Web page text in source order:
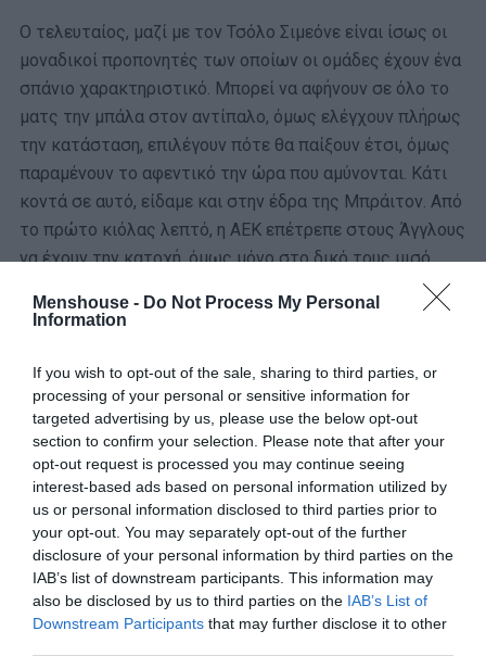
Menshouse - Do Not Process My Personal
Information
If you wish to opt-out of the sale, sharing to third parties, or
processing of your personal or sensitive information for
targeted advertising by us, please use the below opt-out
section to confirm your selection. Please note that after your
opt-out request is processed you may continue seeing
interest-based ads based on personal information utilized by
us or personal information disclosed to third parties prior to
your opt-out. You may separately opt-out of the further
disclosure of your personal information by third parties on the
IAB’s list of downstream participants. This information may
also be disclosed by us to third parties on the IAB’s List of
Downstream Participants that may further disclose it to other
Ο τελευταίος, μαζί με τον Τσόλο Σιμεόνε είναι ίσως οι
μοναδικοί προπονητές των οποίων οι ομάδες έχουν ένα
σπάνιο χαρακτηριστικό. Μπορεί να αφήνουν σε όλο το
ματς την μπάλα στον αντίπαλο, όμως ελέγχουν πλήρως
την κατάσταση, επιλέγουν πότε θα παίξουν έτσι, όμως
παραμένουν το αφεντικό την ώρα που αμύνονται. Κάτι
κοντά σε αυτό, είδαμε και στην έδρα της Μπράιτον. Από
το πρώτο κιόλας λεπτό, η ΑΕΚ επέτρεπε στους Άγγλους
να έχουν την κατοχή, όμως μόνο στο δικό τους μισό.
Όπως φαίνεται στα screenshots που φτιάξαμε, η Ένωση
ναι μεν πιέζει, όμως όχι την μπάλα.
παίκτης της Μπράιτον που είχε κατοχή απολάμβανε μια
σχετική ελευθερία, όμως δεν είχε καμία εύκολη πάσα.
Και αυτό συνέβαινε επειδή η ΑΕΚ έπαιζε man-to-man σε
όλο το γήπεδο σε όλους τους πιθανούς αποδέκτες. Αυτό
είχε σαν αποτέλεσμα ή κάποιος από τους γηπεδούχους
να πέσει πίσω και να κάνει one-touch ξανά προς τον
στόπερ είτε υπήρχε γέμισμα το οποίο ακολουθούσαν
aggresive μαρκαρίσματα στις δεύτερες μπάλες από την
πρωταθλήτρια Ελλάδας.